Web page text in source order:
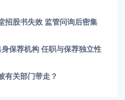
招股书失效 监管问询后密集
保荐机构 任职与保荐独立性
有关部门带走？